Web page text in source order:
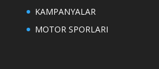
KAMPANYALAR
MOTOR SPORLARI